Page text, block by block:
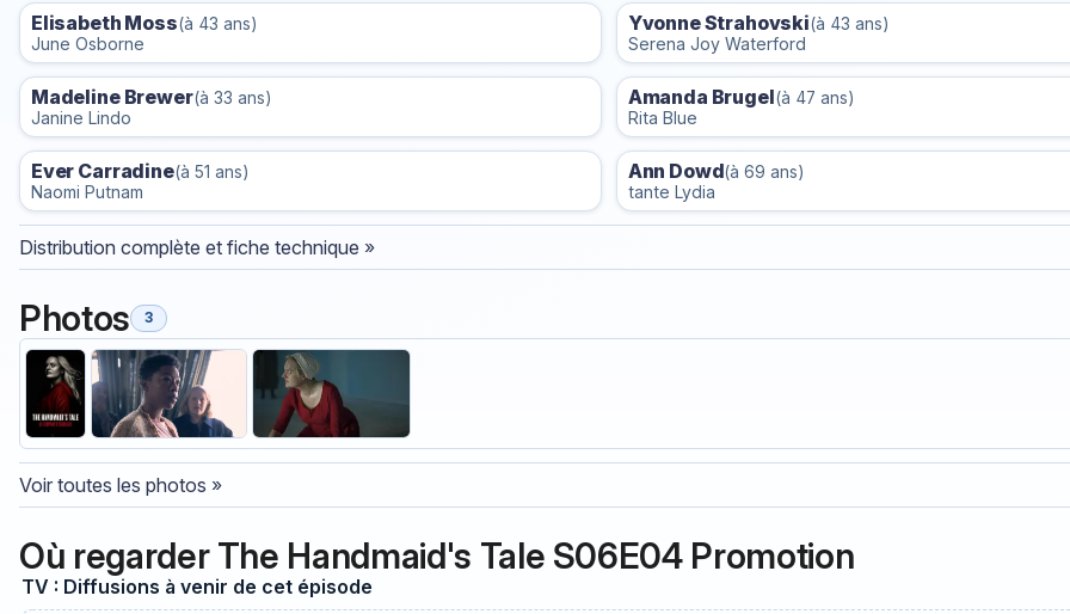
Elisabeth Moss(à 43 ans)
June Osborne
Yvonne Strahovski(à 43 ans)
Serena Joy Waterford
Madeline Brewer(à 33 ans)
Janine Lindo
Amanda Brugel(à 47 ans)
Rita Blue
Ever Carradine(à 51 ans)
Naomi Putnam
Ann Dowd(à 69 ans)
tante Lydia
Distribution complète et fiche technique »
Photos 3
Voir toutes les photos »
Où regarder The Handmaid's Tale S06E04 Promotion
TV : Diffusions à venir de cet épisode